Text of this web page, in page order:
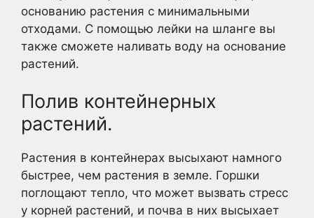
основанию растения с минимальными
отходами. С помощью лейки на шланге вы
также сможете наливать воду на основание
растений.
Полив контейнерных
растений.
Растения в контейнерах высыхают намного
быстрее, чем растения в земле. Горшки
поглощают тепло, что может вызвать стресс
у корней растений, и почва в них высыхает